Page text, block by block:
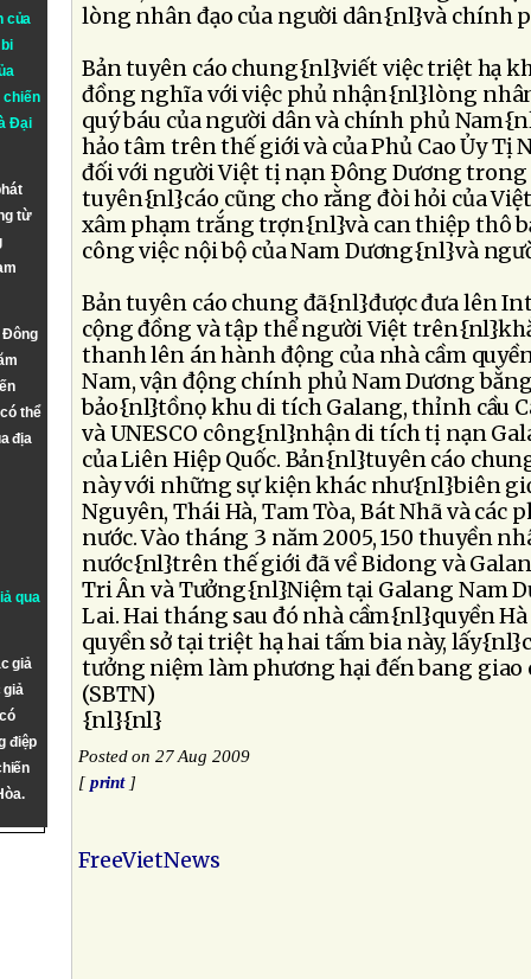
của
chiến
Đại
từ
Đông
thể
địa
qua
giả
giả
điệp
lòng nhân đạo của người dân{nl}và chính
Bản tuyên cáo chung{nl}viết việc triệt hạ
đồng nghĩa với việc phủ nhận{nl}lòng
quý báu của người dân và chính phủ
hảo tâm trên thế giới và của Phủ Cao Ủy Tị
đối với người Việt tị nạn Ðông Dương trong
tuyên{nl}cáo cũng cho rằng đòi hỏi của
xâm phạm trắng trợn{nl}và can thiệp thô
công việc nội bộ của Nam Dương{nl}và
Bản tuyên cáo chung đã{nl}được đưa lên
cộng đồng và tập thể người Việt
thanh lên án hành động của nhà cầm
Nam, vận động chính phủ Nam Dương
bảo{nl}tồnọ khu di tích Galang, thỉnh cầu
và UNESCO công{nl}nhận di tích tị nạn
của Liên Hiệp Quốc. Bản{nl}tuyên cáo
này với những sự kiện khác như{nl}biên
Nguyên, Thái Hà, Tam Tòa, Bát Nhã và
nước. Vào tháng 3 năm 2005, 150 thuyền
nước{nl}trên thế giới đã về Bidong và
Tri Ân và Tưởng{nl}Niệm tại Galang Nam
Lai. Hai tháng sau đó nhà cầm{nl}quyền
quyền sở tại triệt hạ hai tấm bia này,
tưởng niệm làm phương hại đến bang giao
(SBTN)
{nl}{nl}
Posted on 27 Aug 2009
[print]
FreeVietNews